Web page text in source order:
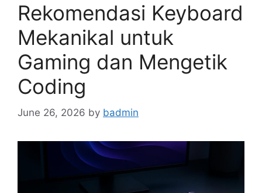
Rekomendasi Keyboard
Mekanikal untuk
Gaming dan Mengetik
Coding
June 26, 2026 by badmin